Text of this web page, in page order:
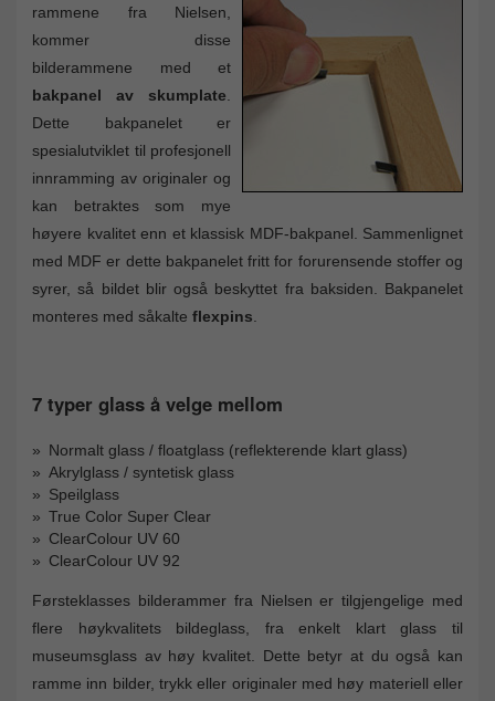
rammene fra Nielsen,
kommer disse
bilderammene med et
bakpanel av skumplate.
Dette bakpanelet er
spesialutviklet til profesjonell
innramming av originaler og
kan betraktes som mye
høyere kvalitet enn et klassisk MDF-bakpanel. Sammenlignet
med MDF er dette bakpanelet fritt for forurensende stoffer og
syrer, så bildet blir også beskyttet fra baksiden. Bakpanelet
monteres med såkalte flexpins.
7 typer glass å velge mellom
Normalt glass / floatglass (reflekterende klart glass)
Akrylglass / syntetisk glass
Speilglass
True Color Super Clear
ClearColour UV 60
ClearColour UV 92
Førsteklasses bilderammer fra Nielsen er tilgjengelige med
flere høykvalitets bildeglass, fra enkelt klart glass til
museumsglass av høy kvalitet. Dette betyr at du også kan
ramme inn bilder, trykk eller originaler med høy materiell eller